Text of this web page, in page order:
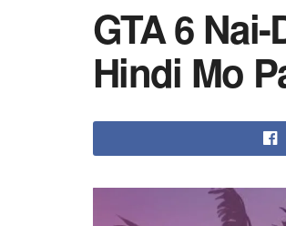
GTA 6
Hindi Mo